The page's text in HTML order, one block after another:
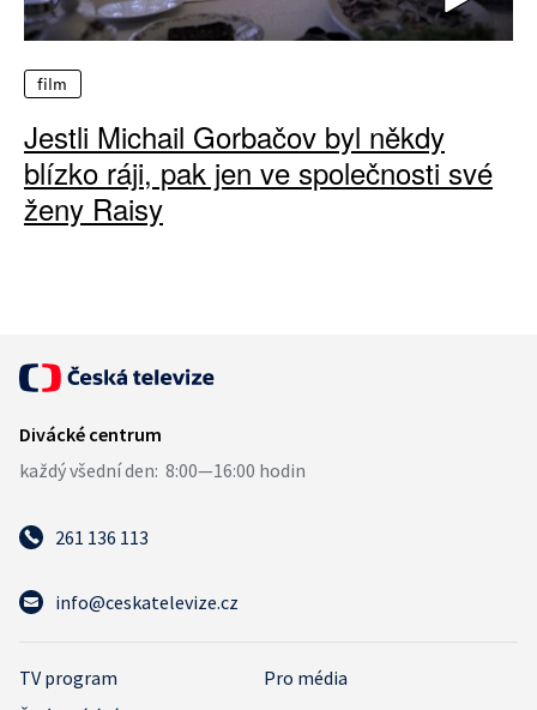
film
Jestli Michail Gorbačov byl někdy
blízko ráji, pak jen ve společnosti své
ženy Raisy
261 136 113
info@ceskatelevize.cz
TV program
Pro média